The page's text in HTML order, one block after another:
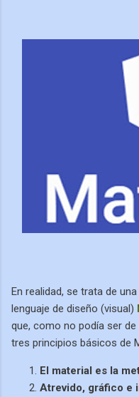
En realidad, se trata de
lenguaje de diseño (visual)
que, como no podía ser
tres principios básicos de
El material es la
Atrevido, gráfico e